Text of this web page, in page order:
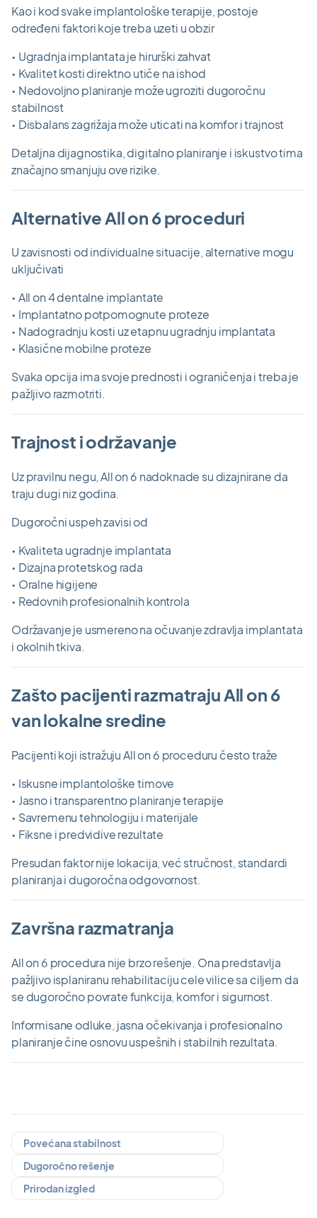
Kao i kod svake implantološke terapije, postoje
određeni faktori koje treba uzeti u obzir
• Ugradnja implantata je hirurški zahvat
• Kvalitet kosti direktno utiče na ishod
• Nedovoljno planiranje može ugroziti dugoročnu
stabilnost
• Disbalans zagrižaja može uticati na komfor i trajnost
Detaljna dijagnostika, digitalno planiranje i iskustvo tima
značajno smanjuju ove rizike.
Alternative All on 6 proceduri
U zavisnosti od individualne situacije, alternative mogu
uključivati
• All on 4 dentalne implantate
• Implantatno potpomognute proteze
• Nadogradnju kosti uz etapnu ugradnju implantata
• Klasične mobilne proteze
Svaka opcija ima svoje prednosti i ograničenja i treba je
pažljivo razmotriti.
Trajnost i održavanje
Uz pravilnu negu, All on 6 nadoknade su dizajnirane da
traju dugi niz godina.
Dugoročni uspeh zavisi od
• Kvaliteta ugradnje implantata
• Dizajna protetskog rada
• Oralne higijene
• Redovnih profesionalnih kontrola
Održavanje je usmereno na očuvanje zdravlja implantata
i okolnih tkiva.
Zašto pacijenti razmatraju All on 6
van lokalne sredine
Pacijenti koji istražuju All on 6 proceduru često traže
• Iskusne implantološke timove
• Jasno i transparentno planiranje terapije
• Savremenu tehnologiju i materijale
• Fiksne i predvidive rezultate
Presudan faktor nije lokacija, već stručnost, standardi
planiranja i dugoročna odgovornost.
Završna razmatranja
All on 6 procedura nije brzo rešenje. Ona predstavlja
pažljivo isplaniranu rehabilitaciju cele vilice sa ciljem da
se dugoročno povrate funkcija, komfor i sigurnost.
Informisane odluke, jasna očekivanja i profesionalno
planiranje čine osnovu uspešnih i stabilnih rezultata.
Povećana stabilnost
Dugoročno rešenje
Prirodan izgled